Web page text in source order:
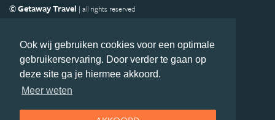
Ook wij gebruiken cookies voor een optimale
gebruikerservaring. Door verder te gaan op
deze site ga je hiermee akkoord.
Meer weten
© Getaway Travel | all rights reserved
Copyright
Privacy statement Disclaimer
Cookies
Volg Amerika.nl
Nieuwsbrief
Facebook